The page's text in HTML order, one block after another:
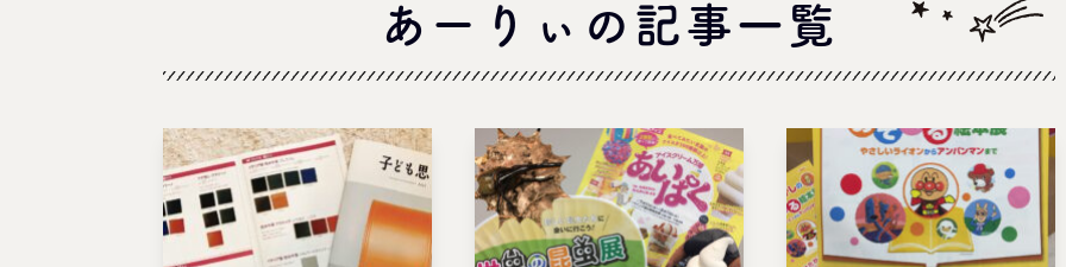
あーりぃの記事一覧